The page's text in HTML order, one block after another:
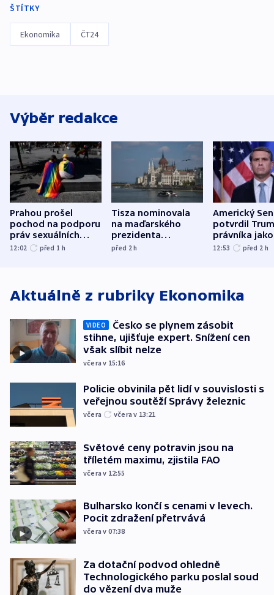
ŠTÍTKY
Ekonomika ČT24
Výběr redakce
Prahou prošel
pochod na podporu
práv sexuálních
menšin
12:02 před 1 h
Tisza nominovala
na maďarského
prezidenta
bývalého šéfa
před 2h
Americký
potvrdil
právníka jako
ministra
12:53 před 2 h
Aktuálně z rubriky Ekonomika
VIDEO
Česko se plynem zásobit
stihne, ujišťuje expert. Snížení cen
však slíbit nelze
včera v 15:16
Policie obvinila pět lidí v souvislosti s
veřejnou soutěží Správy železnic
včera včera v 13:21
Světové ceny potravin jsou na
tříletém maximu, zjistila FAO
včera v 12:55
Bulharsko končí s cenami v levech.
Pocit zdražení přetrvává
včera v 07:38
Za dotační podvod ohledně
Technologického parku poslal soud
do vězení dva muže